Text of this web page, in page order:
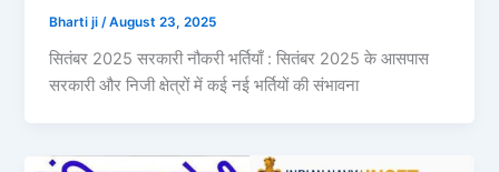
Bharti ji/August 23, 2025
सितंबर 2025 सरकारी नौकरी भर्तियाँ : सितंबर 2025 के आसपास
सरकारी और निजी क्षेत्रों में कई नई भर्तियों की संभावना